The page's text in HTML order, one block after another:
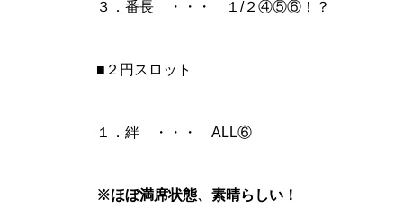
３．番長 ・・・ １/２④⑤⑥！？
■２円スロット
１．絆 ・・・ ALL⑥
※ほぼ満席状態、素晴らしい！